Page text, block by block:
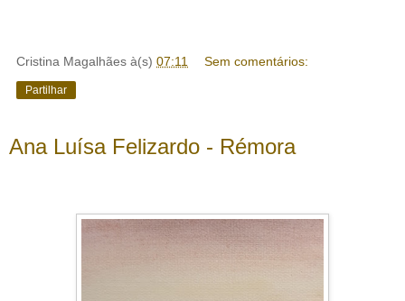
Cristina Magalhães à(s) 07:11 Sem comentários:
Partilhar
Ana Luísa Felizardo - Rémora